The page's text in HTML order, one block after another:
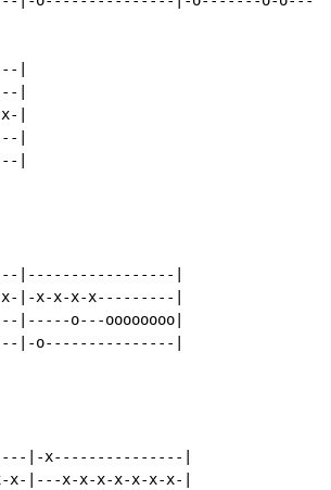
|
|
|
|
|
|-----------------|
x-|-x-x-x-x---------|
o---oooooooo|
|-o---------------|
|-x---------------|
x-|---x-x-x-x-x-x-x-|